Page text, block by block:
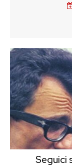
Seguici